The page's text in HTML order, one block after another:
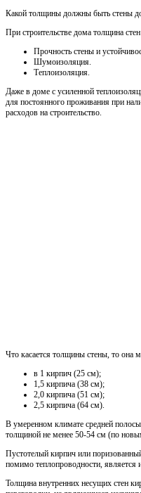
Какой толщины должны быть стены
При строительстве дома толщина
Прочность стены и
Шумоизоляция.
Теплоизоляция.
Даже в доме с усиленной
для постоянного проживания при
расходов на строительство.
Что касается толщины стены, то она
в 1 кирпич (25 см);
1,5 кирпича (38 см);
2,0 кирпича (51 см);
2,5 кирпича (64 см).
В умеренном климате средней
толщиной не менее 50-54 см (по
Пустотелый кирпич или
помимо теплопроводности, является
Толщина внутренних несущих стен